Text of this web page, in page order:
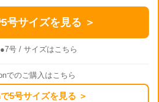
号サイズを見る ＞
●7号/ サイズはこちら
でのご購入はこちら
5号サイズを見る ＞